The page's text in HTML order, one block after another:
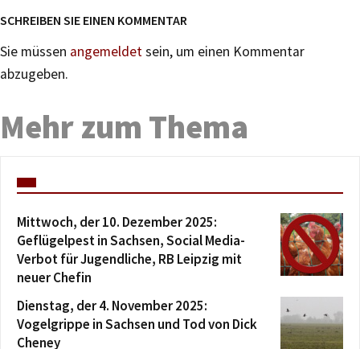
SCHREIBEN SIE EINEN KOMMENTAR
Sie müssen angemeldetsein, um einen Kommentar
abzugeben.
Mehr zum Thema
Mittwoch, der 10. Dezember 2025:
Geflügelpest in Sachsen, Social Media-
Verbot für Jugendliche, RB Leipzig mit
neuer Chefin
Dienstag, der 4. November 2025:
Vogelgrippe in Sachsen und Tod von Dick
Cheney